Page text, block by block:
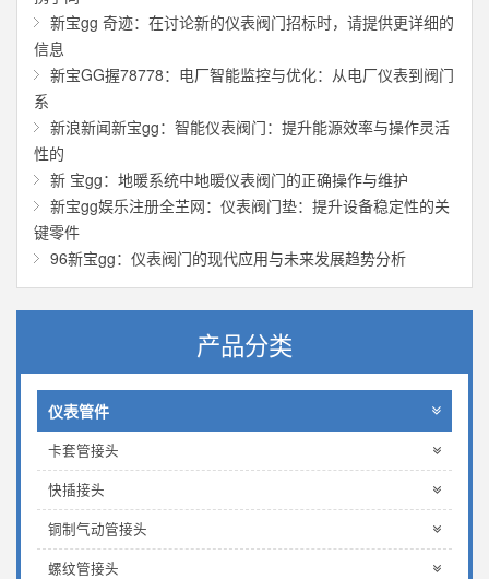
新宝gg 奇迹：在讨论新的仪表阀门招标时，请提供更详细的
信息
新宝GG握78778：电厂智能监控与优化：从电厂仪表到阀门
系
新浪新闻新宝gg：智能仪表阀门：提升能源效率与操作灵活
性的
新 宝gg：地暖系统中地暖仪表阀门的正确操作与维护
新宝gg娱乐注册全芏网：仪表阀门垫：提升设备稳定性的关
键零件
96新宝gg：仪表阀门的现代应用与未来发展趋势分析
产品分类
仪表管件
卡套管接头
快插接头
铜制气动管接头
螺纹管接头